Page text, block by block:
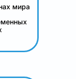
мира